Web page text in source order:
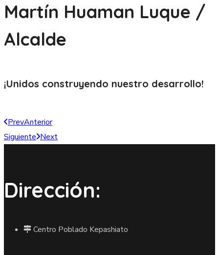
Martín Huaman Luque /
Alcalde
¡Unidos construyendo nuestro desarrollo!
PrevAnterior
Siguiente Next
Dirección:
Centro Poblado Kepashiato